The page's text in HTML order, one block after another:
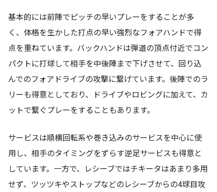
基本的には前陣でピッチの早いプレーをすることが多
く、体格を生かした打点の早い強烈なフォアハンドで得
点を重ねています。バックハンドは弾道の頂点付近でコン
パクトに打球して相手を中後陣まで下げさせて、回り込
んでのフォアドライブの攻撃に繋げています。後陣でのラ
リーも得意としており、ドライブやロビングに加えて、カ
ットで繋ぐプレーをすることもあります。
サービスは順横回転系や巻き込みのサービスを中心に使
用し、相手のタイミングをずらす逆足サービスも得意と
しています。一方で、レシーブではチキータはあまり多用
せず、ツッツキやストップなどのレシーブからの4球目攻